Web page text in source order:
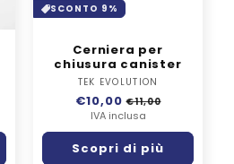
SCONTO 9%
Cerniera per
chiusura canister
Fornitore:
TEK EVOLUTION
Prezzo
listino
€10,00 Prezzo
scontato
€11,00
IVA inclusa
Scopri di più